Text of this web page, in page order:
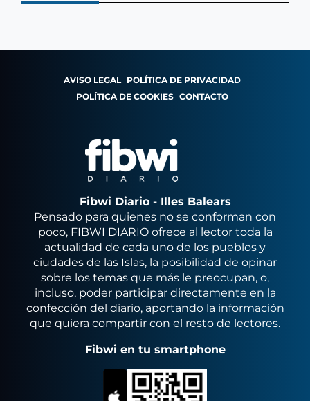
AVISO LEGAL POLÍTICA DE PRIVACIDAD
POLÍTICA DE COOKIES CONTACTO
Fibwi Diario - Illes Balears
Pensado para quienes no se conforman con
poco, FIBWI DIARIO ofrece al lector toda la
actualidad de cada uno de los pueblos y
ciudades de las Islas, la posibilidad de opinar
sobre los temas que más le preocupan, o,
incluso, poder participar directamente en la
confección del diario, aportando la información
que quiera compartir con el resto de lectores.
Fibwi en tu smartphone